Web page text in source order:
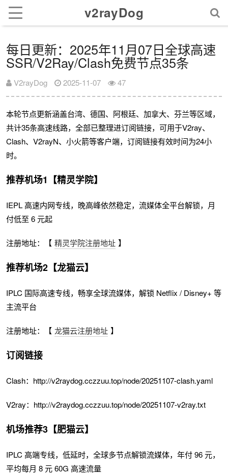
v2rayDog
每日更新：2025年11月07日全球高速
SSR/V2Ray/Clash免费节点35条
V2rayDog 2025-11-07 47
本轮节点更新涵盖台湾、德国、阿根廷、加拿大、芬兰等区域，
共计35条高速线路，全部已整理进订阅链接，可用于V2ray、
Clash、V2rayN、小火箭等客户端，订阅链接有效时间为24小
时。
推荐机场1【精灵学院】
IEPL 高速内网专线，晚高峰依然稳定，流媒体全平台解锁，月
付低至 6 元起
注册地址：【 精灵学院注册地址 】
推荐机场2【龙猫云】
IPLC 国际高速专线，畅享全球流媒体，解锁 Netflix / Disney+ 等
主流平台
注册地址：【 龙猫云注册地址 】
订阅链接
Clash：http://v2raydog.cczzuu.top/node/20251107-clash.yaml
V2ray：http://v2raydog.cczzuu.top/node/20251107-v2ray.txt
机场推荐3【肥猫云】
IPLC 高端专线，低延时，全球多节点解锁流媒体，年付 96 元，
平均每月 8 元 60G 高速流量